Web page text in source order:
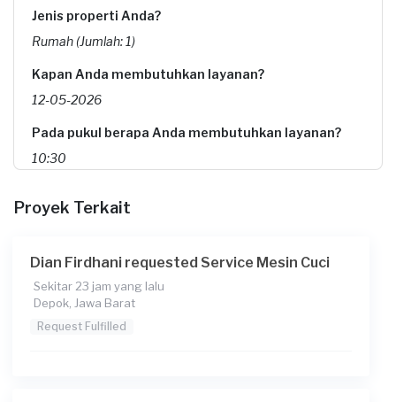
Jenis properti Anda?
Rumah (Jumlah: 1)
Kapan Anda membutuhkan layanan?
12-05-2026
Pada pukul berapa Anda membutuhkan layanan?
10:30
Rp75.000 + Rp11.000 (biaya layanan)
Proyek Terkait
Dian Firdhani requested Service Mesin Cuci
Sekitar 23 jam yang lalu
Depok, Jawa Barat
Request Fulfilled